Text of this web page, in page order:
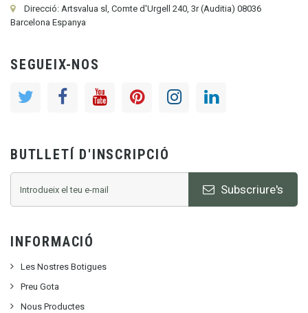
Direcció: Artsvalua sl, Comte d'Urgell 240, 3r (Auditia) 08036
Barcelona Espanya
SEGUEIX-NOS
BUTLLETÍ D'INSCRIPCIÓ
Subscriure's
INFORMACIÓ
Les Nostres Botigues
Preu Gota
Nous Productes